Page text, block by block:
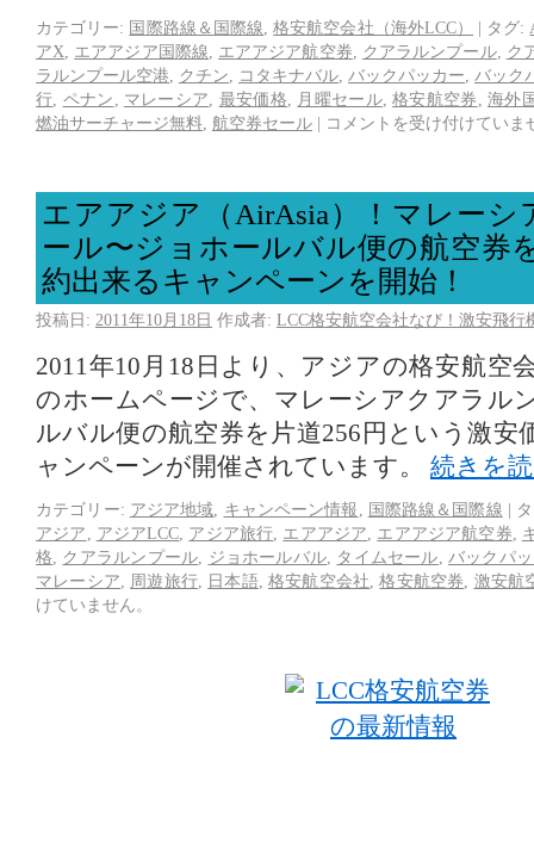
カテゴリー: 国際路線＆国際線 ,格安航空会社（海外LCC） | タグ:
アX
エアアジア国際線 エアアジア航空券 クアラルンプール,
ク
ラルンプール空港
クチン コタキナバル バックパッカー
バック
行 ペナン マレーシア 最安価格 月曜セール,格安航空券 ,海外
燃油サーチャージ無料 航空券セール | コメントを受け付けていま
エアアジア（AirAsia）！マレー
ール〜ジョホールバル便の航空券
約出来るキャンペーンを開始！
投稿日: 2011年10月18日 作成者: LCC格安航空会社なび！激安飛行
2011年10月18日より、アジアの格安航空
のホームページで、マレーシアクアラル
ルバル便の航空券を片道256円という激安
ャンペーンが開催されています。 続きを
カテゴリー: アジア地域 キャンペーン情報 国際路線＆国際線 |
アジア
アジアLCC アジア旅行 エアアジア エアアジア航空券
格
クアラルンプール ジョホールバル タイムセール
バックパ
マレーシア
周遊旅行, 日本語, 格安航空会社 ,格安航空券
激安航
けていません。